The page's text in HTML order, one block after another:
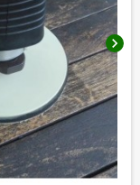
chevron_right